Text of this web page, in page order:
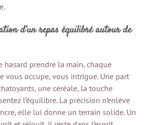
d’un repas équilibré autour de
hasard prendre la main, chaque
vous occupe, vous intrigue. Une part
une céréale, la touche
l’équilibre. La précision n’enlève
elle lui donne un terrain solide. Un